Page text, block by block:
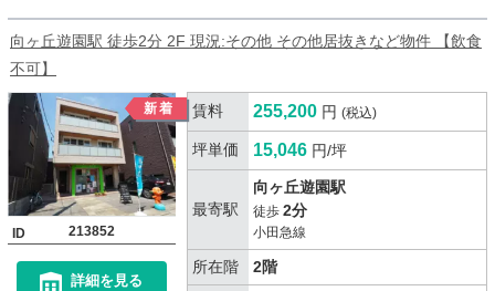
向ヶ丘遊園駅 徒歩2分 2F 現況:その他 その他居抜きなど物件 【飲食
不可】
ID 213852
詳細を見る
賃料 255,200 円 (税込)
坪単価 15,046 円/坪
最寄駅
向ヶ丘遊園駅
徒歩 2分
小田急線
所在階
2階